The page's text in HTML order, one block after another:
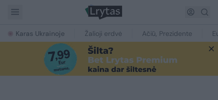
Karas Ukrainoje Žalioji erdvė Ačiū, Prezidente